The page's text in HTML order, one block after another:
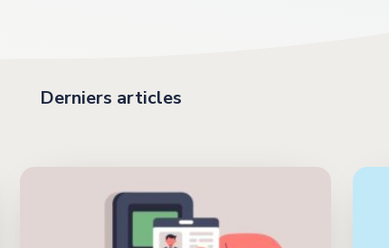
Derniers articles